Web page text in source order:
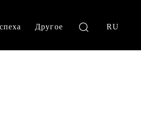
Другое RU